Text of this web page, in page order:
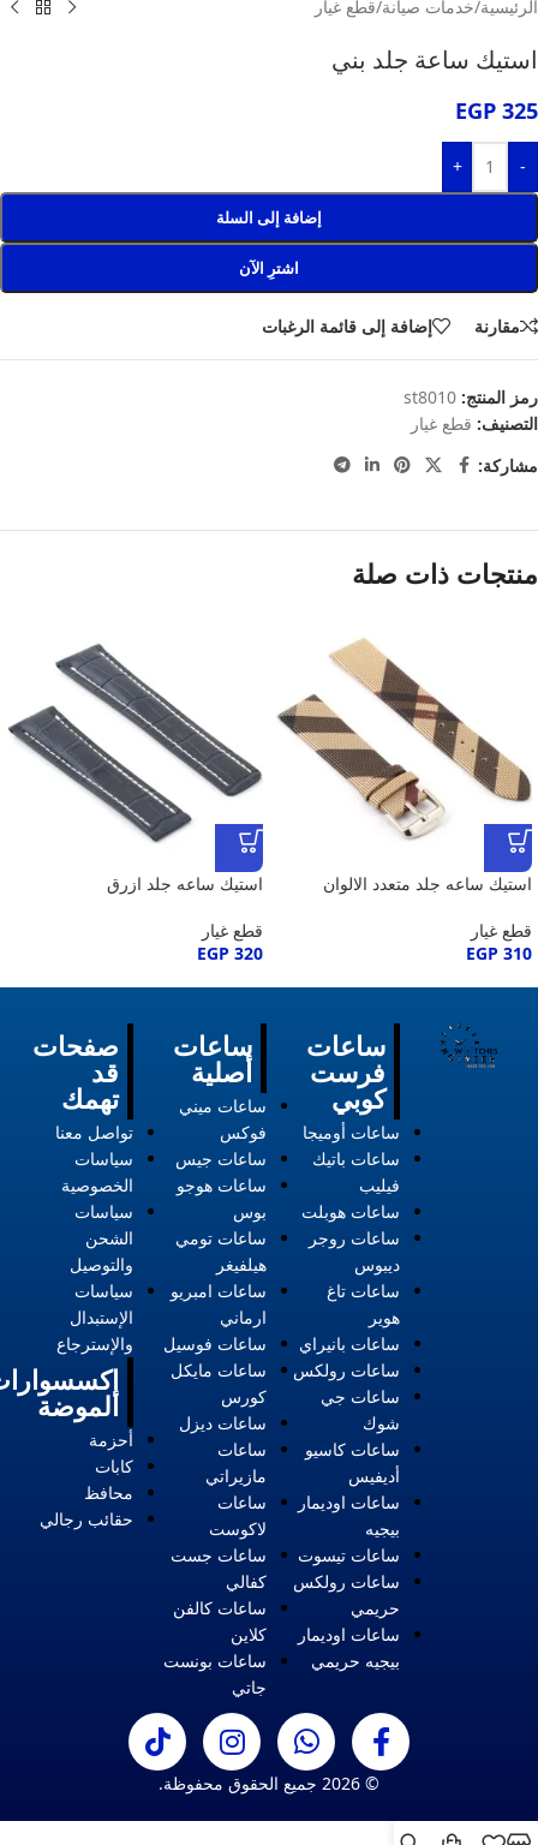
الرئيسية/خدمات صيانة/قطع غيار
استيك ساعة جلد بني
EGP 325
-
+
إضافة إلى السلة
اشترِ الآن
مقارنة إضافة إلى قائمة الرغبات
رمز المنتج: st8010
التصنيف: قطع غيار
مشاركة:
منتجات ذات صلة
استيك ساعه جلد متعدد الالوان
قطع غيار
EGP 310
استيك ساعه جلد ازرق
قطع غيار
EGP 320
صفحات
قد
تهمك
تواصل معنا
سياسات
الخصوصية
سياسات
الشحن
والتوصيل
سياسات
الإستبدال
والإسترجاع
الموضة
أحزمة
كابات
محافظ
حقائب رجالي
ساعات
أصلية
ساعات ميني
فوكس
ساعات جيس
ساعات هوجو
بوس
ساعات تومي
هيلفيغر
ساعات امبريو
ارماني
ساعات فوسيل
ساعات مايكل
كورس
ساعات ديزل
ساعات
مازيراتي
ساعات
لاكوست
ساعات جست
كفالي
ساعات كالفن
كلاين
ساعات بونست
جاتي
ساعات
فرست
كوبي
ساعات أوميجا
ساعات باتيك
فيليب
ساعات هوبلت
ساعات روجر
ديبوس
ساعات تاغ
هوير
ساعات بانيراي
ساعات رولكس
ساعات جي
شوك
ساعات كاسيو
أديفيس
ساعات اوديمار
بيجيه
ساعات تيسوت
ساعات رولكس
حريمي
ساعات اوديمار
بيجيه حريمي
© 2026 جميع الحقوق محفوظة.